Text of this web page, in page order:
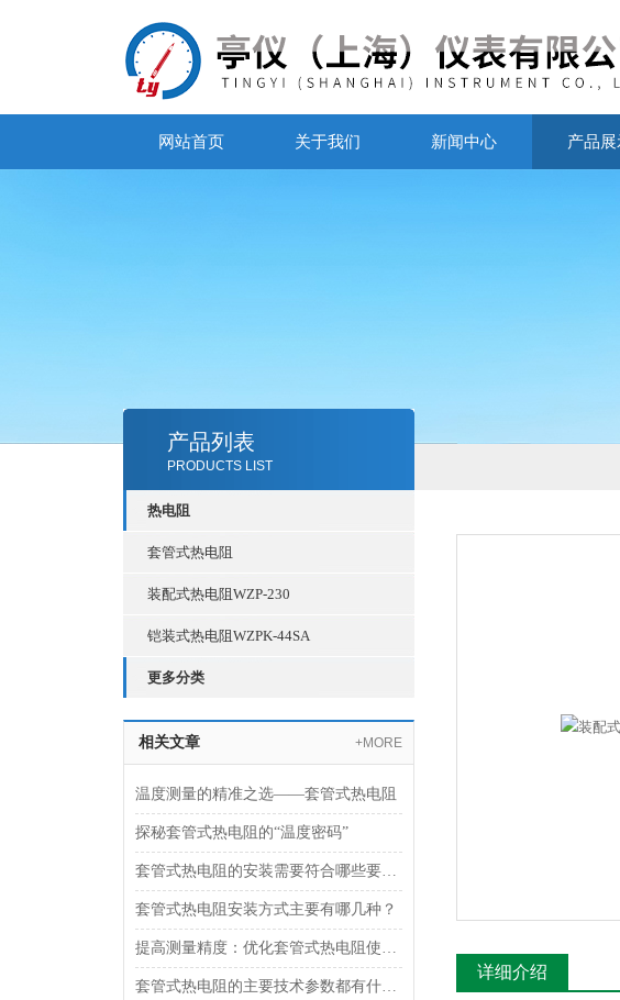
网站首页 关于我们 新闻中心 产品展
产品列表
PRODUCTS LIST
热电阻
套管式热电阻
装配式热电阻WZP-230
铠装式热电阻WZPK-44SA
更多分类
相关文章 +MORE
温度测量的精准之选——套管式热电阻
探秘套管式热电阻的“温度密码”
套管式热电阻的安装需要符合哪些要求？
套管式热电阻安装方式主要有哪几种？
提高测量精度：优化套管式热电阻使用技巧
套管式热电阻的主要技术参数都有什么？
详细介绍